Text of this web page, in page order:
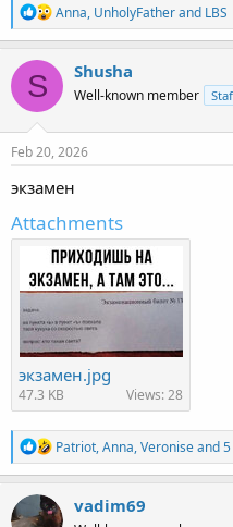
R
e
a
c
n
s
Anna, UnholyFatherand LBS
S Shusha
Well-known member
Feb 20, 2026
экзамен
Attachments
экзамен.jpg
47.3 KB Views: 28
R
e
a
c
t
Patriot,Anna,Veroniseand
vadim69